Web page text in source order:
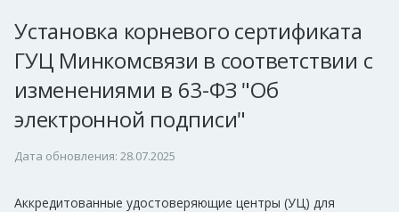
Установка корневого сертификата
ГУЦ Минкомсвязи в соответствии с
изменениями в 63-ФЗ "Об
электронной подписи"
Дата обновления: 28.07.2025
Аккредитованные удостоверяющие центры (УЦ) для